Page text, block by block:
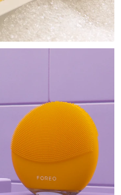
дата доставки
дата доставки
12/08/2026
дата доставки
14/08/2026
дата доставки
11/08/2026